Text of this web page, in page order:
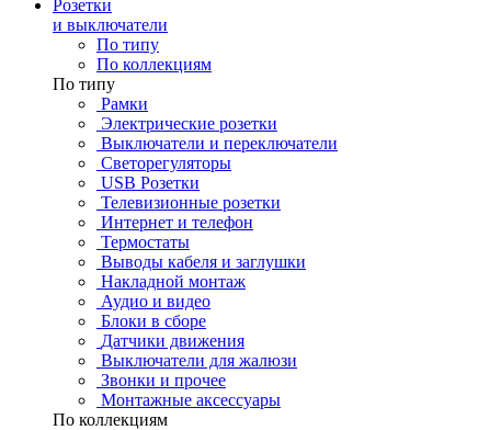
Розетки
и выключатели
По типу
По коллекциям
По типу
Рамки
Электрические розетки
Выключатели и переключатели
Светорегуляторы
USB Розетки
Телевизионные розетки
Интернет и телефон
Термостаты
Выводы кабеля и заглушки
Накладной монтаж
Аудио и видео
Блоки в сборе
Датчики движения
Выключатели для жалюзи
Звонки и прочее
Монтажные аксессуары
По коллекциям